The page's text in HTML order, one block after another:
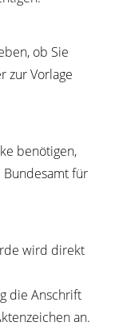
ob Sie
zur Vorlage
benötigen,
Bundesamt für
wird direkt
die Anschrift
an.